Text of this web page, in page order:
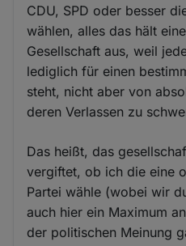
CDU, SPD oder besser
wählen, alles das hält
Gesellschaft aus, weil
lediglich für einen
steht, nicht aber von
deren Verlassen zu
Das heißt, das
vergiftet, ob ich die eine
Partei wähle (wobei wir
auch hier ein Maximum
der politischen Meinung